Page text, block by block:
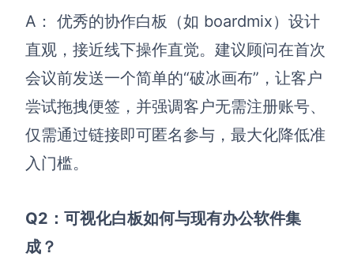
A： 优秀的协作白板（如 boardmix）设计
直观，接近线下操作直觉。建议顾问在首次
会议前发送一个简单的“破冰画布”，让客户
尝试拖拽便签，并强调客户无需注册账号、
仅需通过链接即可匿名参与，最大化降低准
入门槛。
Q2：可视化白板如何与现有办公软件集
成？